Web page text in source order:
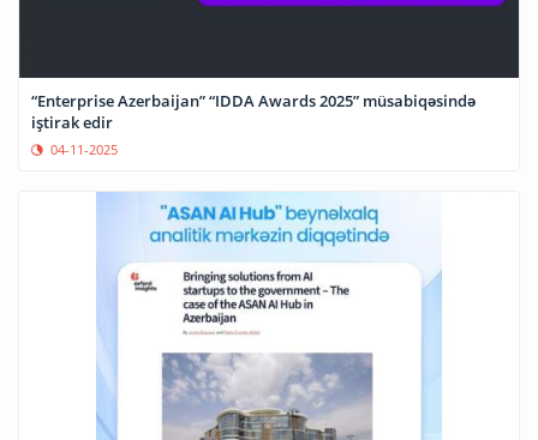
“Enterprise Azerbaijan” “IDDA Awards 2025” müsabiqəsində
iştirak edir
04-11-2025